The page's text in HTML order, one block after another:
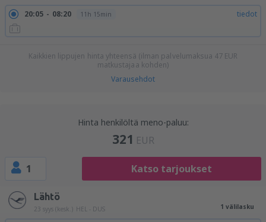
20:05 08:20 11h 15min tiedot
Kaikkien lippujen hinta yhteensä (ilman palvelumaksua 47 EUR
matkustajaa kohden)
Varausehdot
Hinta henkilöltä meno-paluu:
321 EUR
1 Katso tarjoukset
Lähtö
23 syys (kesk.) HEL - DUS 1 välilasku